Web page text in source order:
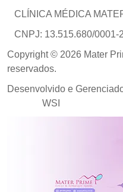
CLÍNICA MÉDICA
CNPJ: 13.515.680/0001-
Copyright © 2026 Mater
reservados.
Desenvolvido e
WSI